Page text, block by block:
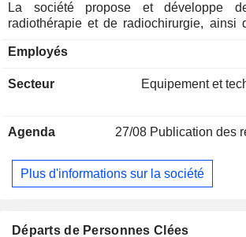
La société propose et développe
radiothérapie et de radiochirurgie, ainsi
dans l’ensemble du spectre des soins
pour la radiothérapie et la
systèmes logiciels améliorant les flux
fournit des solutions cliniques pour la
oncologues et aux neurochirurgiens une
traiter les tumeurs et les cibles
Employés
Secteur
Equipement et
Agenda 27/08 Publication des
Plus d'informations sur la société
Départs de Personnes Clées